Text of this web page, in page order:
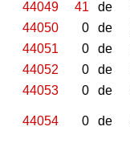
44049
41 de
44050
0 de
44051
0 de
44052
0 de
44053
0 de
44054 0 de